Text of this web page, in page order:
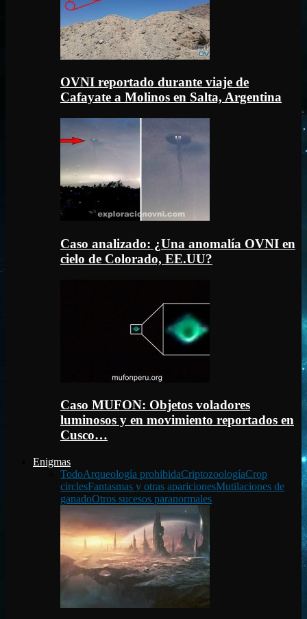
OVNI reportado durante viaje de
Cafayate a Molinos en Salta, Argentina
Caso analizado: ¿Una anomalía OVNI en
cielo de Colorado, EE.UU?
Caso MUFON: Objetos voladores
luminosos y en movimiento reportados en
Cusco…
Enigmas
TodoArqueología prohibidaCriptozoologíaCrop
circlesFantasmas y otras aparicionesMutilaciones de
ganadoOtros sucesos paranormales